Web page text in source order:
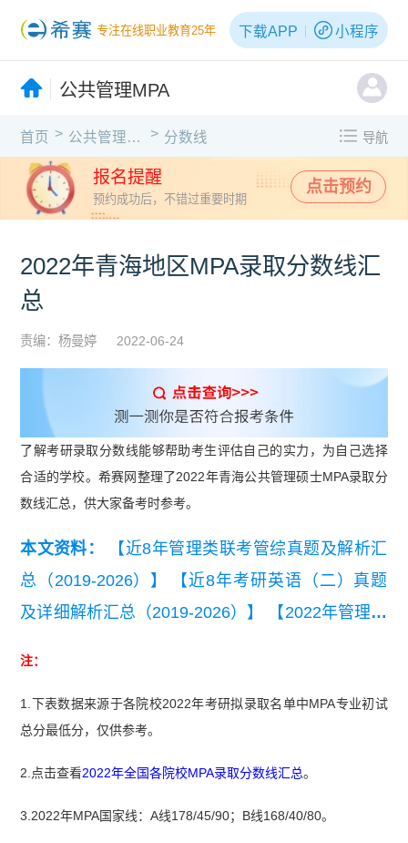
专注在线职业教育25年 下载APP 小程序
公共管理MPA
首页 > 公共管理MPA > 分数线 导航
报名提醒
预约成功后，不错过重要时期
点击预约
2022年青海地区MPA录取分数线汇
总
责编：杨曼婷 2022-06-24
了解考研录取分数线能够帮助考生评估自己的实力，为自己选择
合适的学校。希赛网整理了2022年青海公共管理硕士MPA录取分
数线汇总，供大家备考时参考。
本文资料：
【近8年管理类联考管综真题及解析汇
总（2019-2026）】
【近8年考研英语（二）真题
及详细解析汇总（2019-2026）】
【2022年管理联
注：
1.下表数据来源于各院校2022年考研拟录取名单中MPA专业初试
总分最低分，仅供参考。
2.点击查看2022年全国各院校MPA录取分数线汇总。
3.2022年MPA国家线：A线178/45/90；B线168/40/80。